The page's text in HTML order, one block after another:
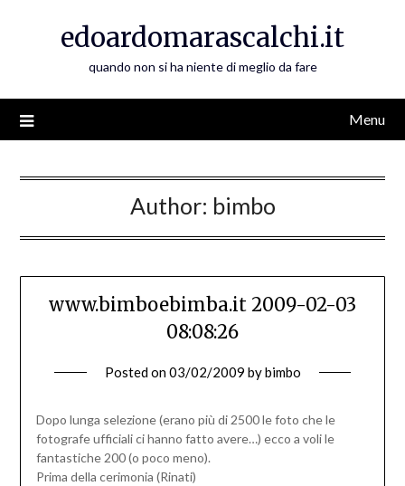
edoardomarascalchi.it
quando non si ha niente di meglio da fare
Menu
Author: bimbo
www.bimboebimba.it 2009-02-03
08:08:26
Posted on03/02/2009 bybimbo
Dopo lunga selezione (erano più di 2500 le foto che le
fotografe ufficiali ci hanno fatto avere…) ecco a voli le
fantastiche 200 (o poco meno).
Prima della cerimonia (Rinati)